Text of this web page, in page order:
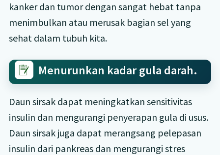
kanker dan tumor dengan sangat hebat tanpa
menimbulkan atau merusak bagian sel yang
sehat dalam tubuh kita.
Menurunkan kadar gula darah.
Daun sirsak dapat meningkatkan sensitivitas
insulin dan mengurangi penyerapan gula di usus.
Daun sirsak juga dapat merangsang pelepasan
insulin dari pankreas dan mengurangi stres